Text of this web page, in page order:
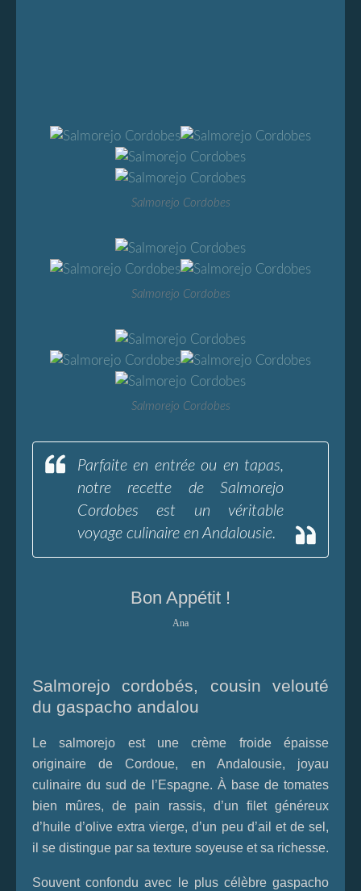
Salmorejo Cordobes
Salmorejo Cordobes
Salmorejo Cordobes
Parfaite en entrée ou en tapas,
notre recette de Salmorejo
Cordobes est un véritable
voyage culinaire en Andalousie.
Bon Appétit !
Ana
Salmorejo cordobés, cousin velouté
du gaspacho andalou
Le salmorejo est une crème froide épaisse
originaire de Cordoue, en Andalousie, joyau
culinaire du sud de l’Espagne. À base de tomates
bien mûres, de pain rassis, d’un filet généreux
d’huile d’olive extra vierge, d’un peu d’ail et de sel,
il se distingue par sa texture soyeuse et sa richesse.
Souvent confondu avec le plus célèbre gaspacho